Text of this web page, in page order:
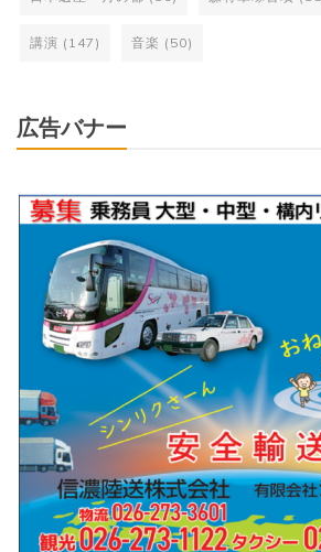
講演 (147) 音楽 (50)
広告バナー